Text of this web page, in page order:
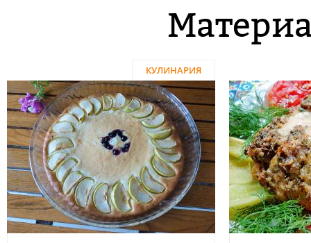
КУЛИНАРИЯ